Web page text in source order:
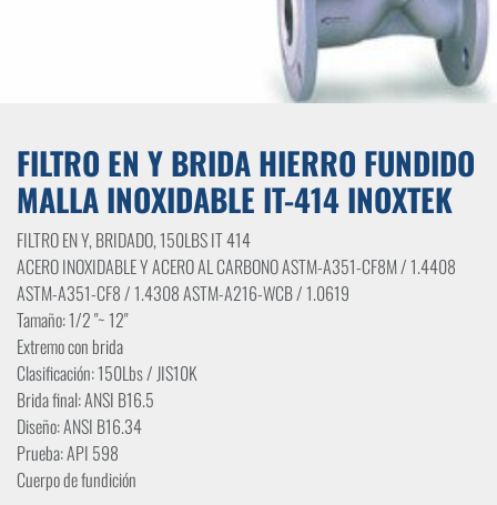
FILTRO EN Y BRIDA HIERRO FUNDIDO
MALLA INOXIDABLE IT-414 INOXTEK
FILTRO EN Y, BRIDADO, 150LBS IT 414
ACERO INOXIDABLE Y ACERO AL CARBONO ASTM-A351-CF8M / 1.4408
ASTM-A351-CF8 / 1.4308 ASTM-A216-WCB / 1.0619
Tamaño: 1/2 "~ 12"
Extremo con brida
Clasificación: 150Lbs / JIS10K
Brida final: ANSI B16.5
Diseño: ANSI B16.34
Prueba: API 598
Cuerpo de fundición